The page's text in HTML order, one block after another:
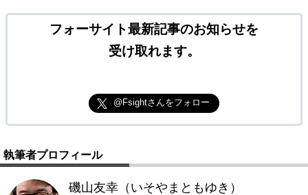
フォーサイト最新記事のお知らせを
受け取れます。
@Fsightさんをフォロー
執筆者プロフィール
磯山友幸（いそやまともゆき）